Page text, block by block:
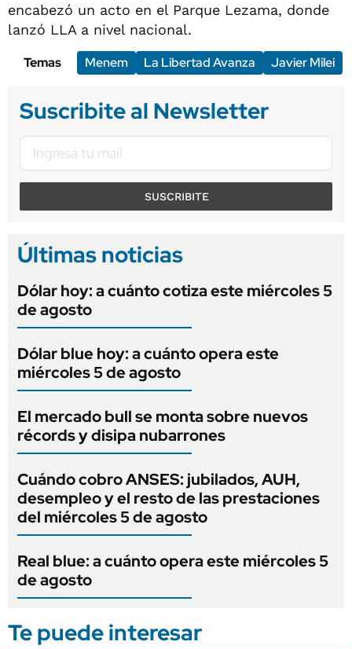
encabezó un acto en el Parque Lezama, donde
lanzó LLA a nivel nacional.
Temas
Menem La Libertad Avanza Javier Milei
Suscribite al Newsletter
SUSCRIBITE
Últimas noticias
Dólar hoy: a cuánto cotiza este miércoles 5
de agosto
Dólar blue hoy: a cuánto opera este
miércoles 5 de agosto
El mercado bull se monta sobre nuevos
récords y disipa nubarrones
Cuándo cobro ANSES: jubilados, AUH,
desempleo y el resto de las prestaciones
del miércoles 5 de agosto
Real blue: a cuánto opera este miércoles 5
de agosto
Te puede interesar